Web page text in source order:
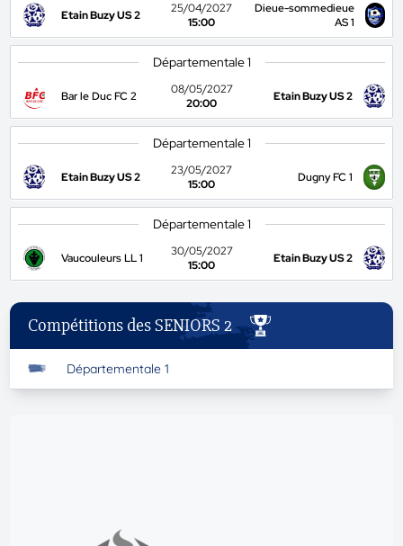
Etain Buzy US 2
25/04/2027
15:00
Dieue-sommedieue
AS 1
Départementale 1
Bar le Duc FC 2
08/05/2027
20:00
Etain Buzy US 2
Départementale 1
Etain Buzy US 2
23/05/2027
15:00
Dugny FC 1
Départementale 1
Vaucouleurs LL 1
30/05/2027
15:00
Etain Buzy US 2
Compétitions des SENIORS 2
Départementale 1